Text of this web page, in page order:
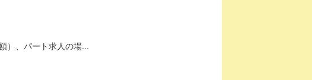
）、パート求人の場...